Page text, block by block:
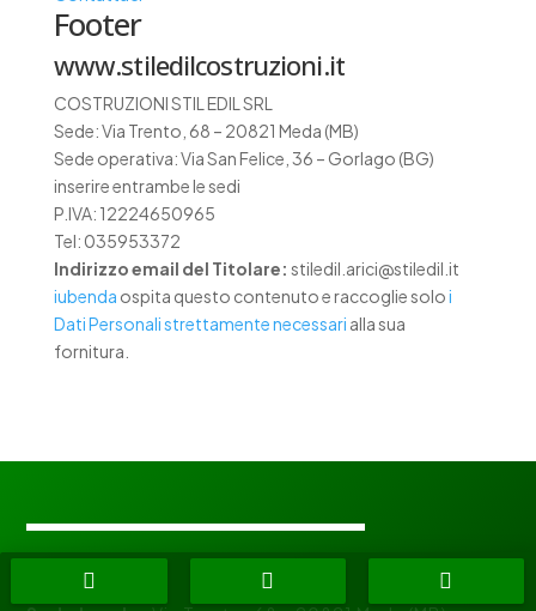
Footer
www.stiledilcostruzioni.it
COSTRUZIONI STIL EDIL SRL
Sede: Via Trento, 68 – 20821 Meda (MB)
Sede operativa: Via San Felice, 36 – Gorlago (BG)
inserire entrambe le sedi
P.IVA: 12224650965
Tel: 035953372
Indirizzo email del Titolare: stiledil.arici@stiledil.it
iubenda ospita questo contenuto e raccoglie soloi
Dati Personali strettamente necessari alla sua
fornitura.
  